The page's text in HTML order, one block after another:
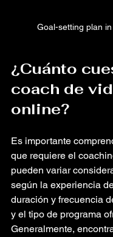
Goal-setting plan
¿Cuánto
coach de
online?
Es importante
que requiere el
pueden variar
según la experiencia
duración y frecuencia
y el tipo de programa
Generalmente,